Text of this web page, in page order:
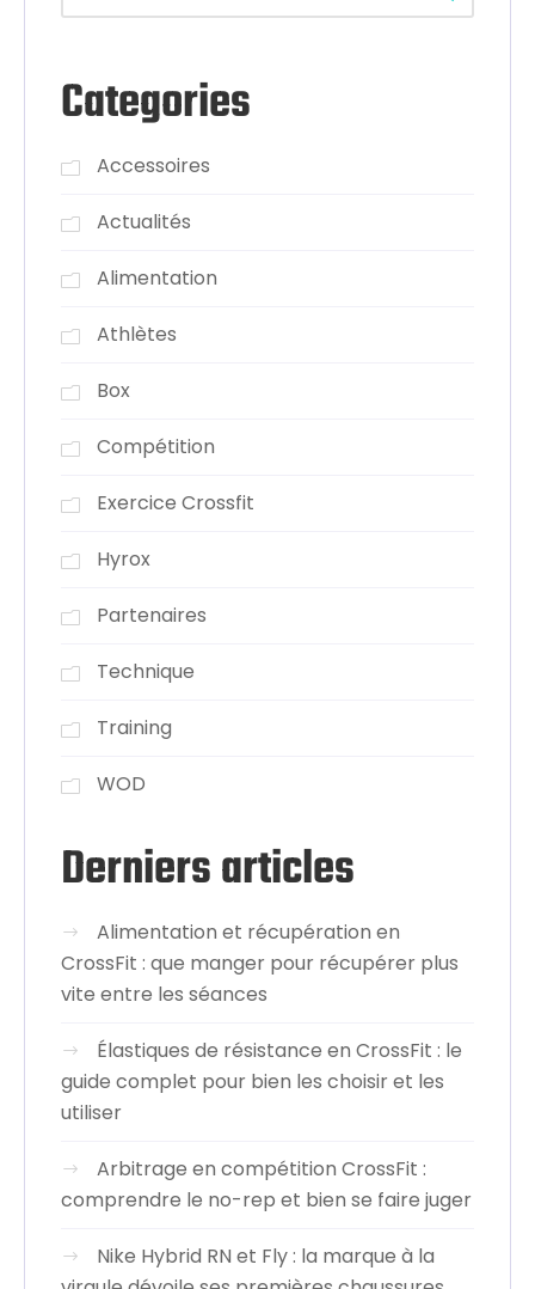
Categories
Accessoires
Actualités
Alimentation
Athlètes
Box
Compétition
Exercice Crossfit
Hyrox
Partenaires
Technique
Training
WOD
Derniers articles
Alimentation et récupération en
CrossFit : que manger pour récupérer plus
vite entre les séances
Élastiques de résistance en CrossFit : le
guide complet pour bien les choisir et les
utiliser
Arbitrage en compétition CrossFit :
comprendre le no-rep et bien se faire juger
Nike Hybrid RN et Fly : la marque à la